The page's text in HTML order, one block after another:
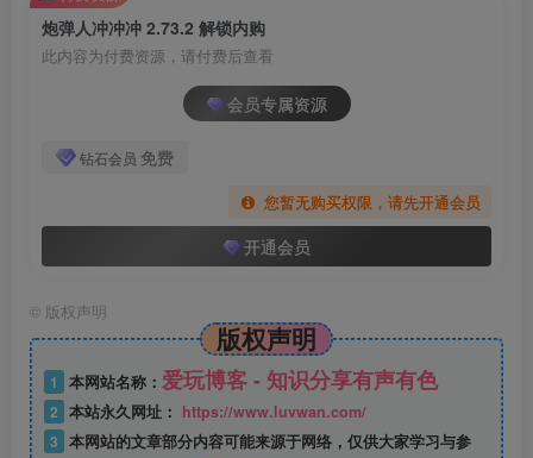
炮弹人冲冲冲 2.73.2 解锁内购
此内容为付费资源，请付费后查看
会员专属资源
钻石会员 免费
您暂无购买权限，请先开通会员
开通会员
© 版权声明
版权声明
1 本网站名称： 爱玩博客 - 知识分享有声有色
2 本站永久网址： https://www.luvwan.com/
3 本网站的文章部分内容可能来源于网络，仅供大家学习与参